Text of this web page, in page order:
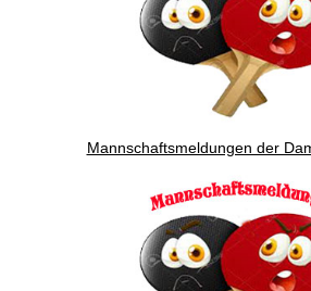
Mannschaftsmeldungen der